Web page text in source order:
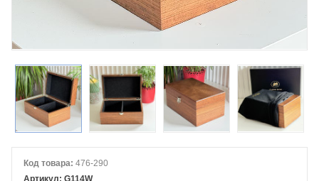
Код товара: 476-290